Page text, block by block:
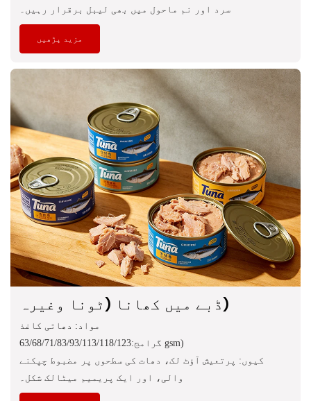
سرد اور نم ماحول میں بھی لیبل برقرار رہیں۔
مزید پڑھیں
ڈبے میں کھانا (ٹونا وغیرہ)
مواد: دھاتی کاغذ
گرامج:63/68/71/83/93/113/118/123 gsm)
کیوں: پرتعیش آؤٹ لک، دھات کی سطحوں پر مضبوط چپکنے
والی، اور ایک پریمیم میٹالک شکل۔